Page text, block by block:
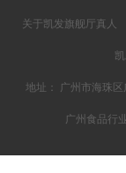
关于凯发旗舰厅真人
地址： 广州市海珠
广州食品行